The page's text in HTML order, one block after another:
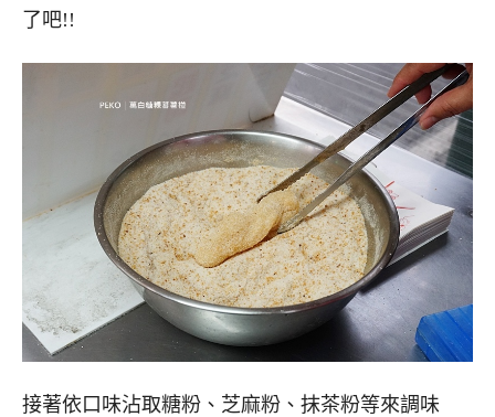
了吧!!
接著依口味沾取糖粉、芝麻粉、抹茶粉等來調味